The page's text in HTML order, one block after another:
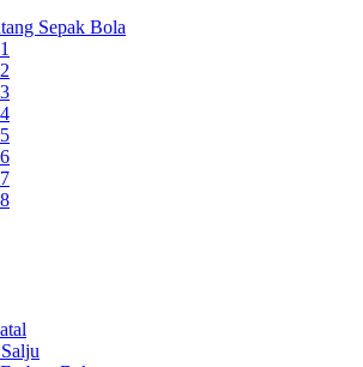
Sepak Bola